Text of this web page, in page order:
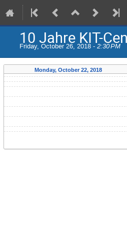
10 Jahre KIT-
Friday, October 26, 2018 - 2:30 PM
Monday, October 22, 2018